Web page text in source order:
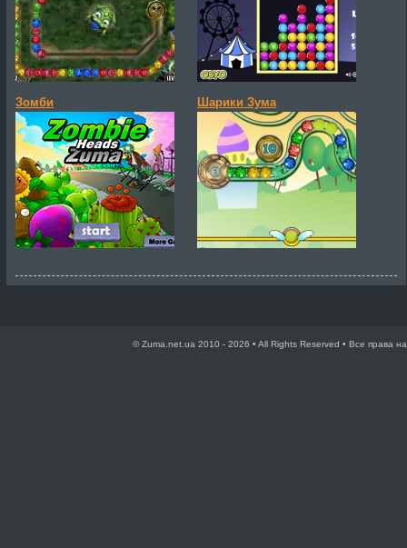
Зомби Шарики Зума
© Zuma.net.ua 2010 - 2026 • All Rights Reserved • Все права